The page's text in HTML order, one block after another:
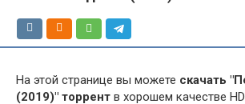
На этой странице вы можете скачать
(2019)" торрент в хорошем качестве